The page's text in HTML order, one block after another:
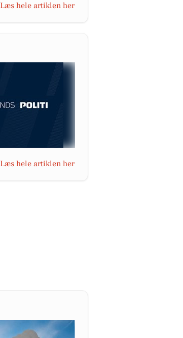
Læs hele artiklen her
Læs hele artiklen her